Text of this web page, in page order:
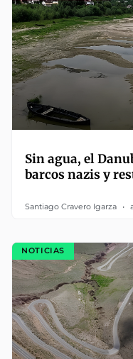
Sin agua, el
barcos nazis y
Santiago Cravero Igarza
NOTICIAS